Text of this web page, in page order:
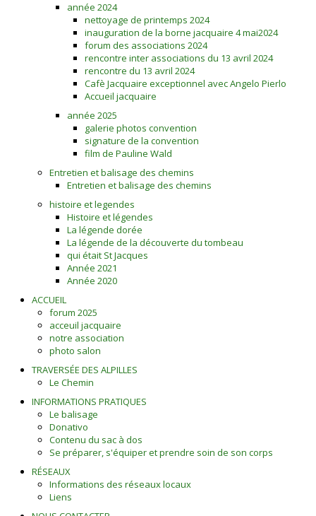
année 2024
nettoyage de printemps 2024
inauguration de la borne jacquaire 4 mai2024
forum des associations 2024
rencontre inter associations du 13 avril 2024
rencontre du 13 avril 2024
Cafè Jacquaire exceptionnel avec Angelo Pierlo
Accueil jacquaire
année 2025
galerie photos convention
signature de la convention
film de Pauline Wald
Entretien et balisage des chemins
Entretien et balisage des chemins
histoire et legendes
Histoire et légendes
La légende dorée
La légende de la découverte du tombeau
qui était St Jacques
Année 2021
Année 2020
ACCUEIL
forum 2025
acceuil jacquaire
notre association
photo salon
TRAVERSÉE DES ALPILLES
Le Chemin
INFORMATIONS PRATIQUES
Le balisage
Donativo
Contenu du sac à dos
Se préparer, s'équiper et prendre soin de son corps
RÉSEAUX
Informations des réseaux locaux
Liens